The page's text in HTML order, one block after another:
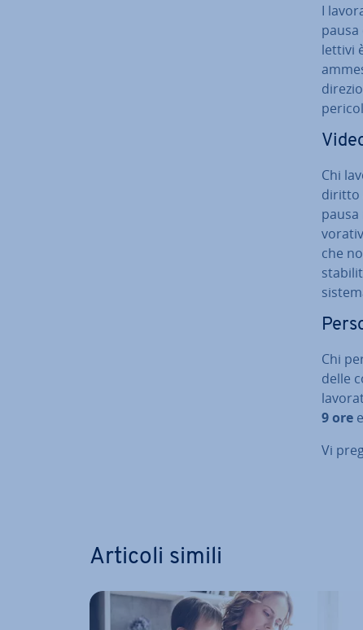
I
pausa
let­ti­vi
Chi
diritto
che
Chi
delle
9 ore
Vi
Articoli simili